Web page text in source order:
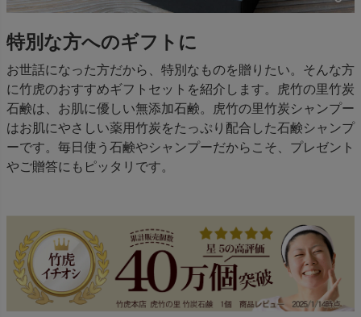
特別な方へのギフトに
お世話になった方だから、特別なものを贈りたい。そんな方
に竹虎のおすすめギフトセットを紹介します。虎竹の里竹炭
石鹸は、お肌に優しい無添加石鹸。虎竹の里竹炭シャンプー
はお肌にやさしい薬用竹炭をたっぷり配合した石鹸シャンプ
ーです。毎日使う石鹸やシャンプーだからこそ、プレゼント
やご贈答にもピッタリです。